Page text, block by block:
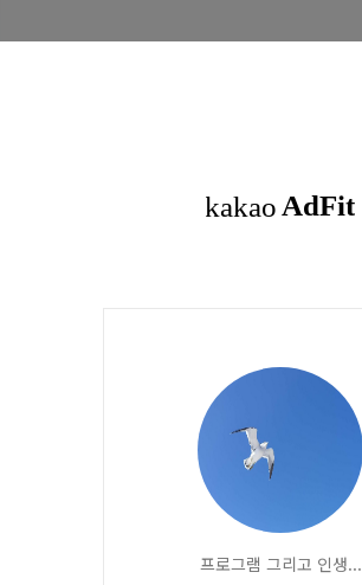
프로그램 그리고 인생...